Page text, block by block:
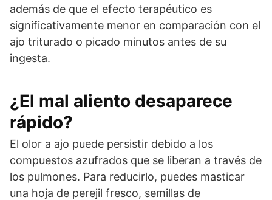
además de que el efecto terapéutico es
significativamente menor en comparación con el
ajo triturado o picado minutos antes de su
ingesta.
¿El mal aliento desaparece
rápido?
El olor a ajo puede persistir debido a los
compuestos azufrados que se liberan a través de
los pulmones. Para reducirlo, puedes masticar
una hoja de perejil fresco, semillas de